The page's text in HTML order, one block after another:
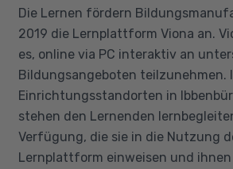
Die Lernen fördern
2019 die Lernplattform Viona an.
es, online via PC interaktiv an
Bildungsangeboten teilzunehmen.
Einrichtungsstandorten in
stehen den Lernenden
Verfügung, die sie in die Nutzung
Lernplattform einweisen und ihnen